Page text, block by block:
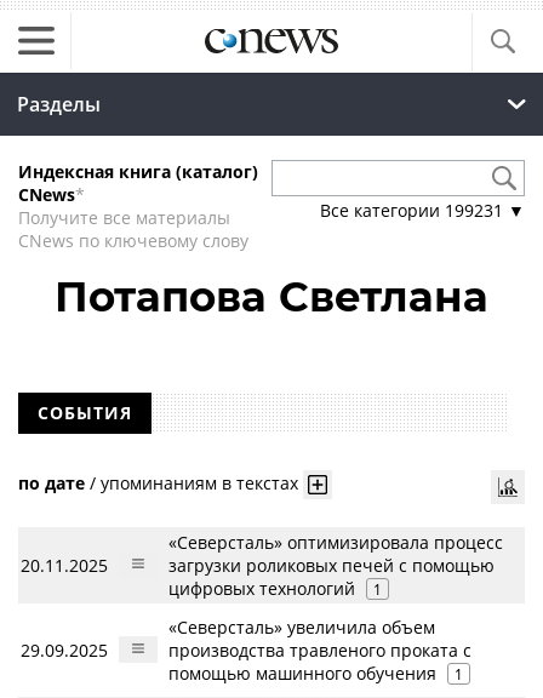
Разделы
Индексная книга (каталог)
CNews*
Получите все материалы
CNews по ключевому слову
Все категории 199231 ▼
Потапова Светлана
СОБЫТИЯ
по дате / упоминаниям в текстах
20.11.2025
«Северсталь» оптимизировала процесс
загрузки роликовых печей с помощью
цифровых технологий
1
29.09.2025
«Северсталь» увеличила объем
производства травленого проката с
помощью машинного обучения
1